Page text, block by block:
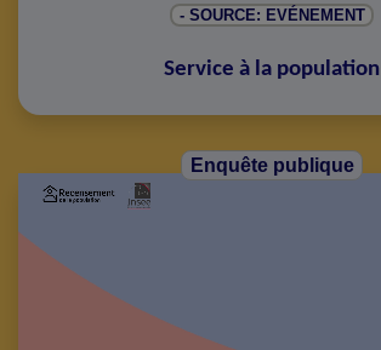
- SOURCE: EVÉNEMENT
Service à la population
Enquête publique